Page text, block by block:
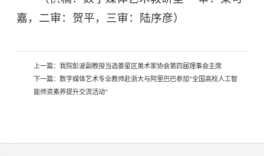
嘉，二审：贺平，三审：陆序彦）
上一篇： 我院彭波副教授当选娄星区美术家协会第四届理事会主席
下一篇： 数字媒体艺术专业教师赴浙大与阿里巴巴参加“全国高校人工智
能师资素养提升交流活动”